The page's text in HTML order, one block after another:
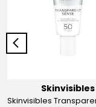
Skinvisibles